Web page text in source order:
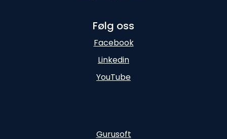
Følg oss
Facebook
Linkedin
YouTube
Gurusoft